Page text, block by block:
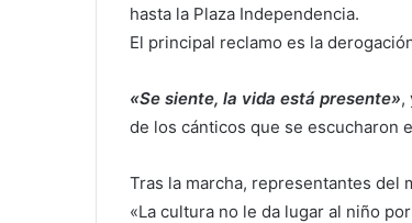
hasta la Plaza Independencia.
El principal reclamo es la
«Se siente, la vida está presente»,
de los cánticos que se escucharon
Tras la marcha, representantes del
«La cultura no le da lugar al niño